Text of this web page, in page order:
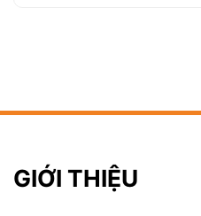
GIỚI THIỆU